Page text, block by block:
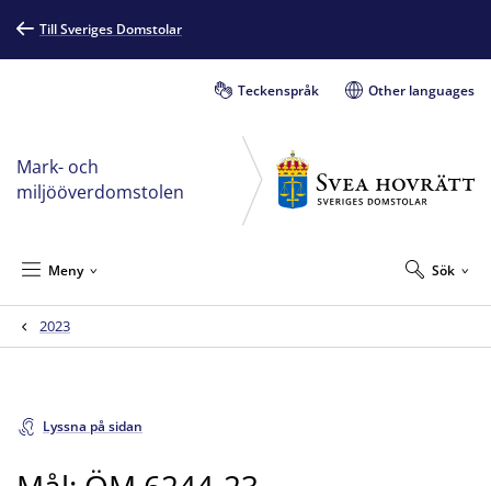
Till Sveriges Domstolar
Teckenspråk Other languages
Mark- och
miljööverdomstolen
Sök
Meny
2023
Lyssna på sidan